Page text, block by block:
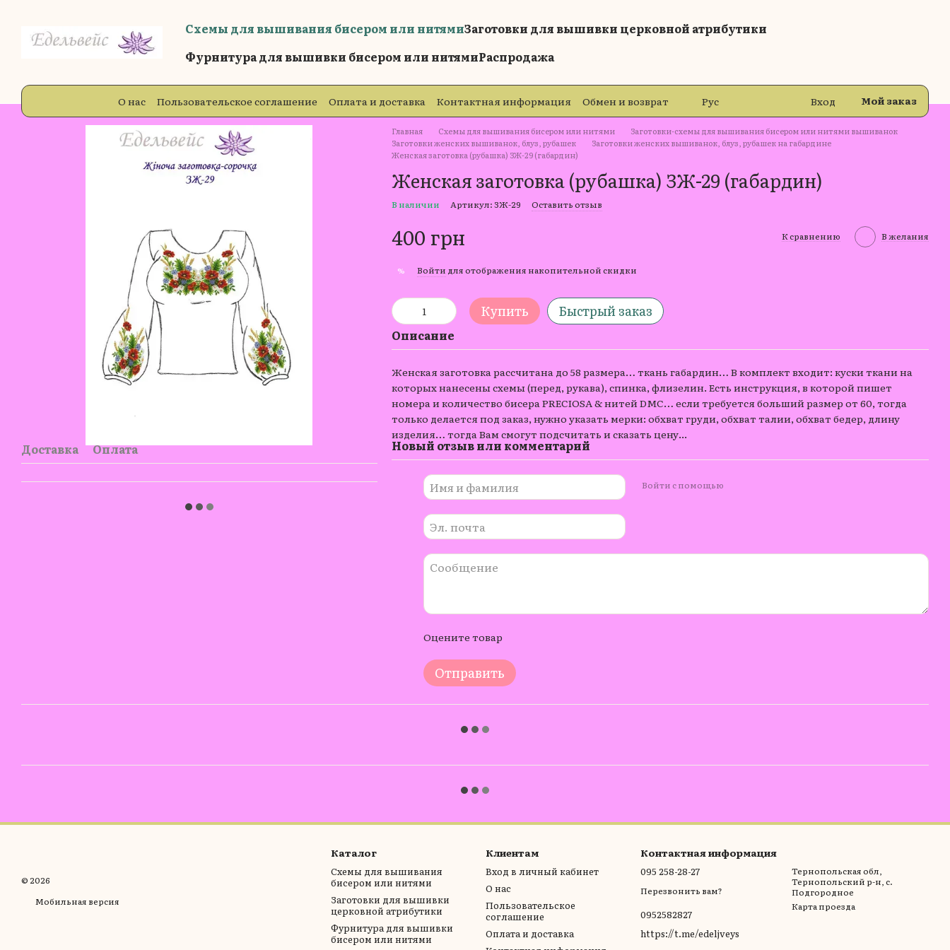
Схемы для вышивания бисером или нитямиЗаготовки для вышивки церковной атрибутики
Фурнитура для вышивки бисером или нитямиРаспродажа
О нас Пользовательское соглашение Оплата и доставка Контактная информация
Обмен и возврат
Бренды
Блог Отзывы о магазине
Рус Вход Мой заказ
Доставка Оплата
Главная Схемы для вышивания бисером или нитями
Заготовки-схемы для вышивания бисером или нитями вышиванок
Заготовки женских вышиванок, блуз, рубашек
Заготовки женских вышиванок, блуз, рубашек на габардине
Женская заготовка (рубашка) ЗЖ-29 (габардин)
Женская заготовка (рубашка) ЗЖ-29 (габардин)
В наличии Артикул: ЗЖ-29 Оставить отзыв
400 грн К сравнению В желания
% Войти для отображения накопительной скидки
Купить Быстрый заказ
Описание
Женская заготовка рассчитана до 58 размера… ткань габардин… В комплект входит: куски ткани на
которых нанесены схемы (перед, рукава), спинка, флизелин. Есть инструкция, в которой пишет
номера и количество бисера PRECIOSA & нитей DMC… если требуется больший размер от 60, тогда
только делается под заказ, нужно указать мерки: обхват груди, обхват талии, обхват бедер, длину
изделия… тогда Вам смогут подсчитать и сказать цену...
Новый отзыв или комментарий
Войти с помощью
Оцените товар
Отправить
© 2026
Мобильная версия
Каталог
Схемы для вышивания
бисером или нитями
Заготовки для вышивки
церковной атрибутики
Фурнитура для вышивки
бисером или нитями
Клиентам
Вход в личный кабинет
О нас
Пользовательское
соглашение
Оплата и доставка
Контактная информация
095 258-28-27
Перезвонить вам?
0952582827
https://t.me/edeljveys
Тернопольская обл,
Тернопольский р-н, с.
Подгородное
Карта проезда